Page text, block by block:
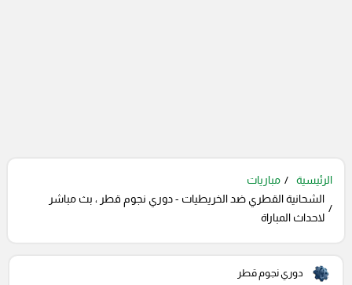
الرئيسية
مباريات
الشحانية القطري ضد الخريطيات - دوري نجوم قطر ، بث مباشر
لاحداث المباراة
دوري نجوم قطر